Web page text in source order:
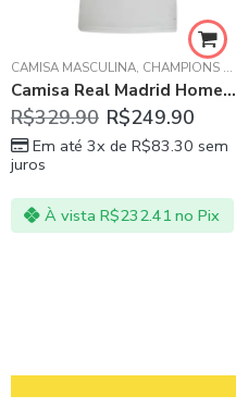
CAMISA MASCULINA, CHAMPIONS LEAGUE
Camisa Real Madrid Home 21/22 Masculina Branco
R$329.90 R$249.90
Em até 3x de R$83.30 sem
juros
À vista R$232.41 no Pix